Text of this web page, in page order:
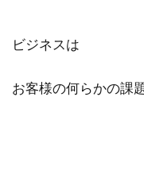
ビジネスは
お客様の何らかの課